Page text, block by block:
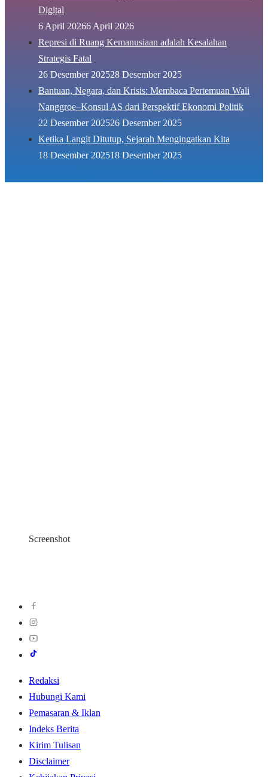
Digital
6 April 20266 April 2026
Represi di Ruang Kemanusiaan adalah Kesalahan
Strategis Fatal
26 Desember 202528 Desember 2025
Bantuan, Negara, dan Krisis: Membaca Pertemuan Wali
Nanggroe–Konsul AS dari Perspektif Ekonomi Politik
22 Desember 202526 Desember 2025
Ketika Langit Ditutup, Sejarah Mengingatkan Kita
18 Desember 202518 Desember 2025
Screenshot
Redaksi
Hubungi Kami
Pemasaran & Iklan
Indeks Berita
Kirim Tulisan
Disclaimer